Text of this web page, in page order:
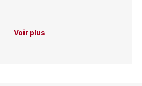
Voir plus